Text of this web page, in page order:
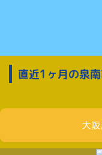
直近1ヶ月の泉
大